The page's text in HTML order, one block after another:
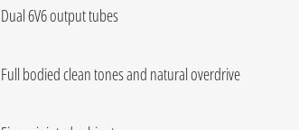
Dual 6V6 output tubes
Full bodied clean tones and natural overdrive